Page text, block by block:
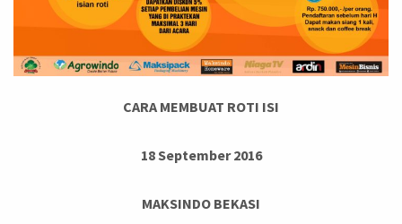
CARA MEMBUAT ROTI ISI
18 September 2016
MAKSINDO BEKASI